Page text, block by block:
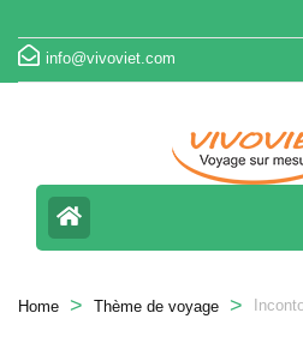
info@vivoviet.com
Home > Thème de voyage >